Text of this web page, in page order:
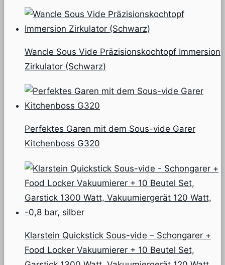
Wancle Sous Vide Präzisionskochtopf Immersion
Zirkulator (Schwarz)
Perfektes Garen mit dem Sous-vide Garer
Kitchenboss G320
Klarstein Quickstick Sous-vide – Schongarer +
Food Locker Vakuumierer + 10 Beutel Set,